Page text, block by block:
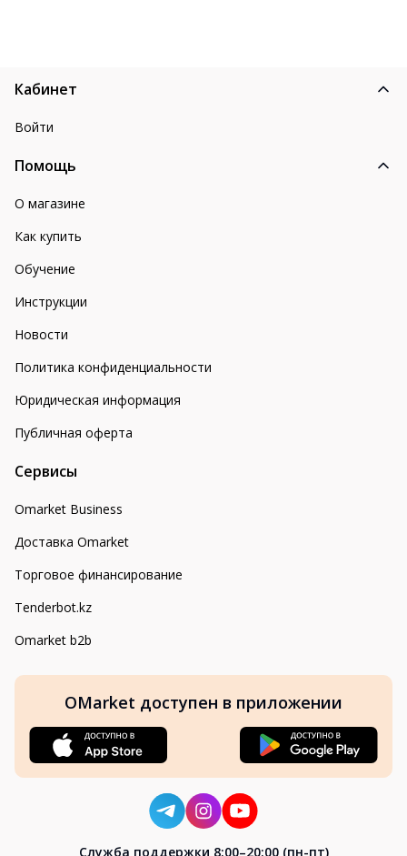
Кабинет
Войти
Помощь
О магазине
Как купить
Обучение
Инструкции
Новости
Политика конфиденциальности
Юридическая информация
Публичная оферта
Сервисы
Omarket Business
Доставка Omarket
Торговое финансирование
Tenderbot.kz
Omarket b2b
OMarket доступен в приложении
Cлужба поддержки 8:00–20:00 (пн-пт)